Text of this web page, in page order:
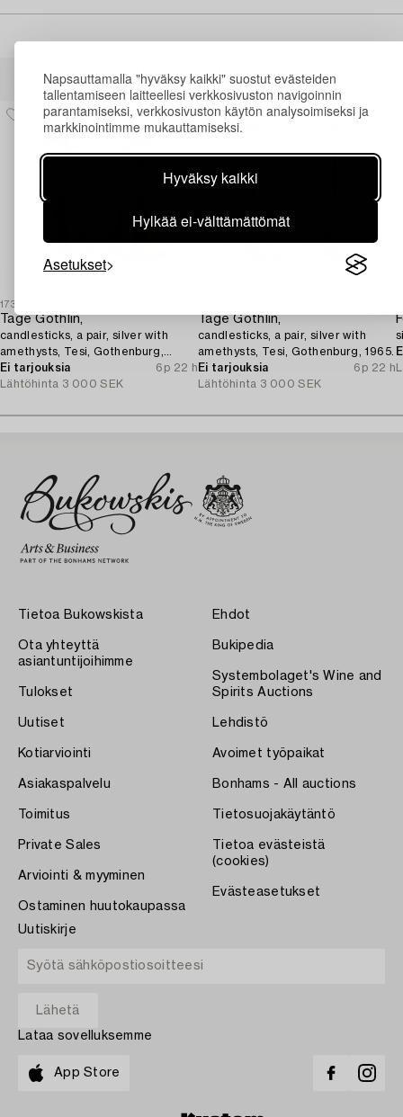
Napsauttamalla "hyväksy kaikki" suostut evästeiden
tallentamiseen laitteellesi verkkosivuston navigoinnin
parantamiseksi, verkkosivuston käytön analysoimiseksi ja
markkinointimme mukauttamiseksi.
Hyväksy kaikki
Hylkää ei-välttämättömät
Asetukset
1731605
Tage Göthlin,
candlesticks, a pair, silver with
amethysts, Tesi, Gothenburg,
1960.
Ei tarjouksia
6p 22 h
Lähtöhinta 3 000 SEK
Tage Göthlin,
candlesticks, a pair, silver with
amethysts, Tesi, Gothenburg, 1965.
Ei tarjouksia
6p 22 h
Lähtöhinta 3 000 SEK
Tietoa Bukowskista
Ota yhteyttä
asiantuntijoihimme
Tulokset
Uutiset
Kotiarviointi
Asiakaspalvelu
Toimitus
Private Sales
Arviointi & myyminen
Ostaminen huutokaupassa
Ehdot
Bukipedia
Systembolaget's Wine and
Spirits Auctions
Lehdistö
Avoimet työpaikat
Bonhams - All auctions
Tietosuojakäytäntö
Tietoa evästeistä
(cookies)
Evästeasetukset
Uutiskirje
Lataa sovelluksemme
App Store